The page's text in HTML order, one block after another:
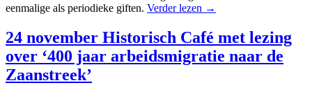
eenmalige als periodieke giften. Verder lezen →
24 november Historisch Café met lezing
over ‘400 jaar arbeidsmigratie naar de
Zaanstreek’